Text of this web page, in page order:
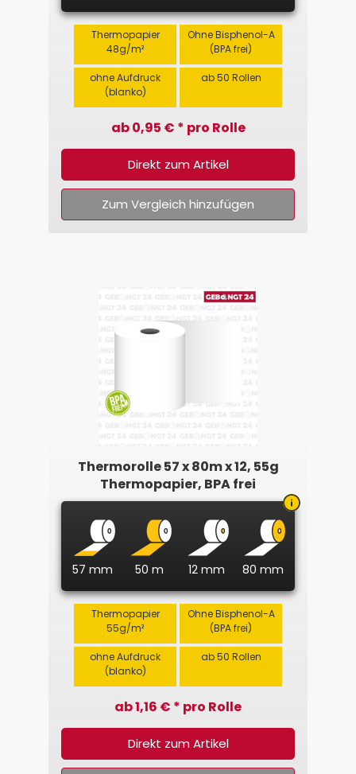
Thermopapier
48g/m²
Ohne Bisphenol-A
(BPA frei)
ohne Aufdruck
(blanko)
ab 50 Rollen
ab 0,95 € * pro Rolle
Direkt zum Artikel
Zum Vergleich hinzufügen
Thermorolle 57 x 80m x 12, 55g
Thermopapier, BPA frei
57 mm 50 m 12 mm 80 mm
Thermopapier
55g/m²
Ohne Bisphenol-A
(BPA frei)
ohne Aufdruck
(blanko)
ab 50 Rollen
ab 1,16 € * pro Rolle
Direkt zum Artikel